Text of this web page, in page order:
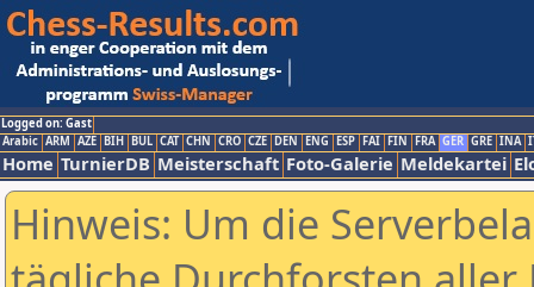
Logged on: Gast
Arabic ARM AZE BIH BUL CAT CHN CRO CZE DEN ENG ESP FAI FIN FRA GER GRE INA
Home TurnierDB Meisterschaft Foto-Galerie Meldekartei
Hinweis: Um die